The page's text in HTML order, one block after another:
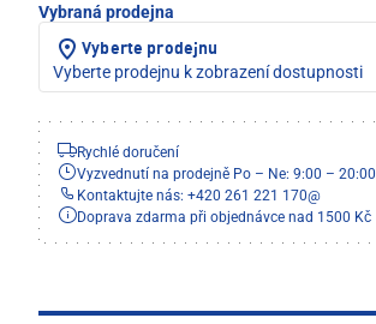
Vybraná prodejna
Vyberte prodejnu
Vyberte prodejnu k zobrazení dostupnosti
Rychlé doručení
Vyzvednutí na prodejně Po – Ne: 9:00 – 20:00
Kontaktujte nás: +420 261 221 170@
Doprava zdarma při objednávce nad 1500 Kč